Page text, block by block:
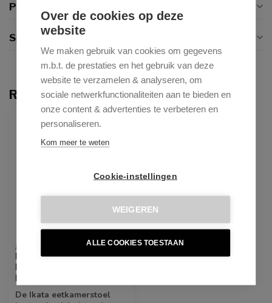
Over de cookies op deze
website
We maken gebruik van cookies om gegevens
m.b.t. de prestaties en het gebruik van deze
website te verzamelen & analyseren, om
sociale netwerkfunctionaliteiten aan te bieden en
onze content & advertenties te verbeteren en
personaliseren.
Kom meer te weten
Cookie-instellingen
WEIGEREN
ALLE COOKIES TOESTAAN
Productomschrijving
Specificaties
Recent bekeken
JESPER HOME
Ikata Breezy Blue
Eetkamerstoel - Turn
Rose Gold
De Ikata eetkamerstoel